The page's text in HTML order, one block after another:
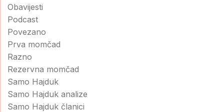
Obavijesti
Podcast
Povezano
Prva momčad
Razno
Rezervna momčad
Samo Hajduk
Samo Hajduk analize
Samo Hajduk članici